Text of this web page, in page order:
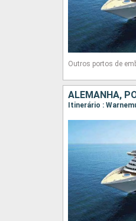
Outros portos de
ALEMANHA,
Itinerário :